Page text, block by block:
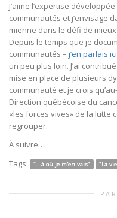
J’aime l’expertise
communautés et j’envisage
mienne dans le défi de
Depuis le temps que je
communautés – j’en parlais ici
un peu plus loin. J’ai contribué
mise en place de plusieurs
communauté et je crois
Direction québécoise du
«les forces vives» de la lutte
regrouper.
À suivre…
Tags:
"...à où je m'en vais" "La